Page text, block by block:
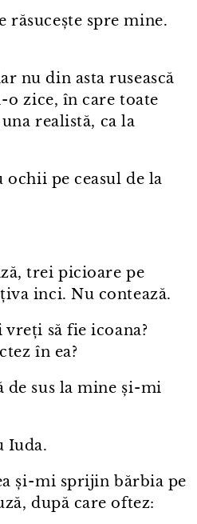
răsucește spre mine.
nu din asta rusească
⁠o zice, în care toate
realistă, ca la
pe ceasul de la
trei picioare pe
inci. Nu contează.
să fie icoana?
în ea?
de sus la mine și⁠-⁠mi
Iuda.
și⁠-⁠mi sprijin bărbia pe
după care oftez: